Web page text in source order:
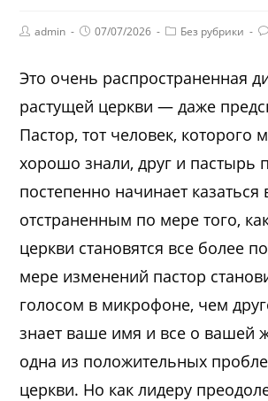
admin 07/07/2026 Без рубрики
Это очень распространенная
растущей церкви — даже
Пастор, тот человек, которого
хорошо знали, друг и пастырь
постепенно начинает казаться
отстраненным по мере того,
церкви становятся все более
мере изменений пастор
голосом в микрофоне, чем
знает ваше имя и все о вашей
одна из положительных
церкви. Но как лидеру